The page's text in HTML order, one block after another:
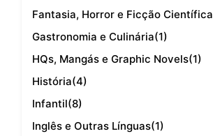
Fantasia, Horror e Ficção Científica
Gastronomia e Culinária(1)
HQs, Mangás e Graphic Novels(1)
História(4)
Infantil(8)
Inglês e Outras Línguas(1)